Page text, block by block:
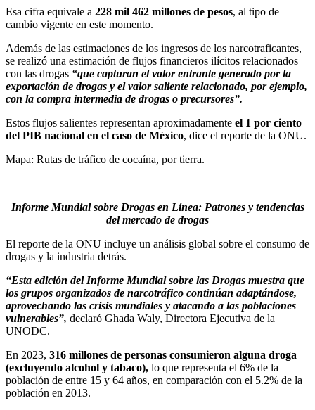
Esa cifra equivale a 228 mil 462 millones de pesos, al tipo de
cambio vigente en este momento.
Además de las estimaciones de los ingresos de los narcotraficantes,
se realizó una estimación de flujos financieros ilícitos relacionados
con las drogas “que capturan el valor entrante generado por la
exportación de drogas y el valor saliente relacionado, por ejemplo,
con la compra intermedia de drogas o precursores”.
Estos flujos salientes representan aproximadamente el 1 por ciento
del PIB nacional en el caso de México, dice el reporte de la ONU.
Mapa: Rutas de tráfico de cocaína, por tierra.
Informe Mundial sobre Drogas en Línea: Patrones y tendencias
del mercado de drogas
El reporte de la ONU incluye un análisis global sobre el consumo de
drogas y la industria detrás.
“Esta edición del Informe Mundial sobre las Drogas muestra que
los grupos organizados de narcotráfico continúan adaptándose,
aprovechando las crisis mundiales y atacando a las poblaciones
vulnerables”, declaró Ghada Waly, Directora Ejecutiva de la
UNODC.
En 2023, 316 millones de personas consumieron alguna droga
(excluyendo alcohol y tabaco), lo que representa el 6% de la
población de entre 15 y 64 años, en comparación con el 5.2% de la
población en 2013.